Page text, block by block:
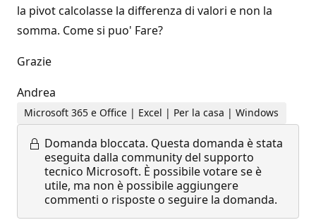
la pivot calcolasse la differenza di valori e non la
somma. Come si puo' Fare?
Grazie
Andrea
Microsoft 365 e Office | Excel | Per la casa | Windows
Domanda bloccata. Questa domanda è stata
eseguita dalla community del supporto
tecnico Microsoft. È possibile votare se è
utile, ma non è possibile aggiungere
commenti o risposte o seguire la domanda.